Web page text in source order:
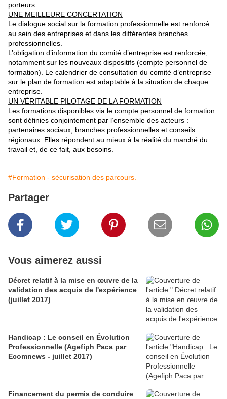
porteurs.
UNE MEILLEURE CONCERTATION
Le dialogue social sur la formation professionnelle est renforcé
au sein des entreprises et dans les différentes branches
professionnelles.
L’obligation d’information du comité d’entreprise est renforcée,
notamment sur les nouveaux dispositifs (compte personnel de
formation). Le calendrier de consultation du comité d’entreprise
sur le plan de formation est adaptable à la situation de chaque
entreprise.
UN VÉRITABLE PILOTAGE DE LA FORMATION
Les formations disponibles via le compte personnel de formation
sont définies conjointement par l’ensemble des acteurs :
partenaires sociaux, branches professionnelles et conseils
régionaux. Elles répondent au mieux à la réalité du marché du
travail et, de ce fait, aux besoins.
#Formation - sécurisation des parcours.
Partager
Vous aimerez aussi
Décret relatif à la mise en œuvre de la
validation des acquis de l'expérience
(juillet 2017)
Handicap : Le conseil en Évolution
Professionnelle (Agefiph Paca par
Ecomnews - juillet 2017)
Financement du permis de conduire